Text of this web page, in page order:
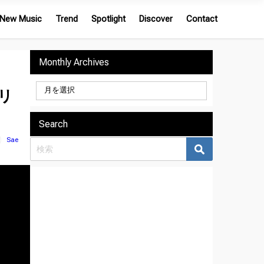
New Music Trend Spotlight Discover Contact
Sae
Monthly Archives
Search